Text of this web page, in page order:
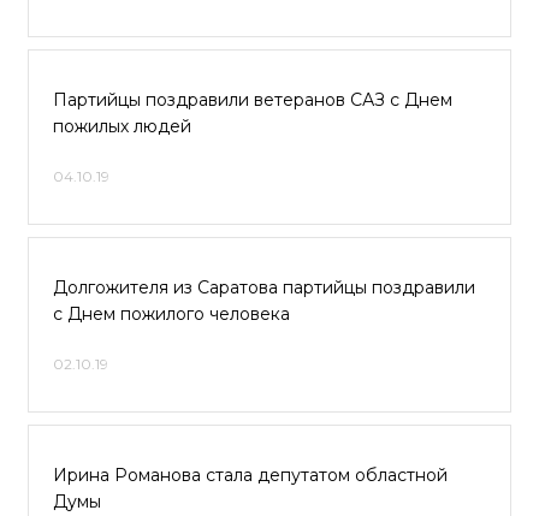
Партийцы поздравили ветеранов САЗ с Днем
пожилых людей
04.10.19
Долгожителя из Саратова партийцы поздравили
с Днем пожилого человека
02.10.19
Ирина Романова стала депутатом областной
Думы